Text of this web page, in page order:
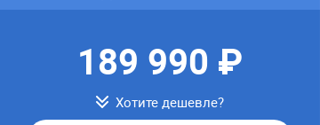
189 990 ₽
Хотите дешевле?